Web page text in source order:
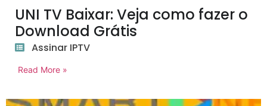
UNI TV Baixar: Veja como fazer o
Download Grátis
Assinar IPTV
Read More »